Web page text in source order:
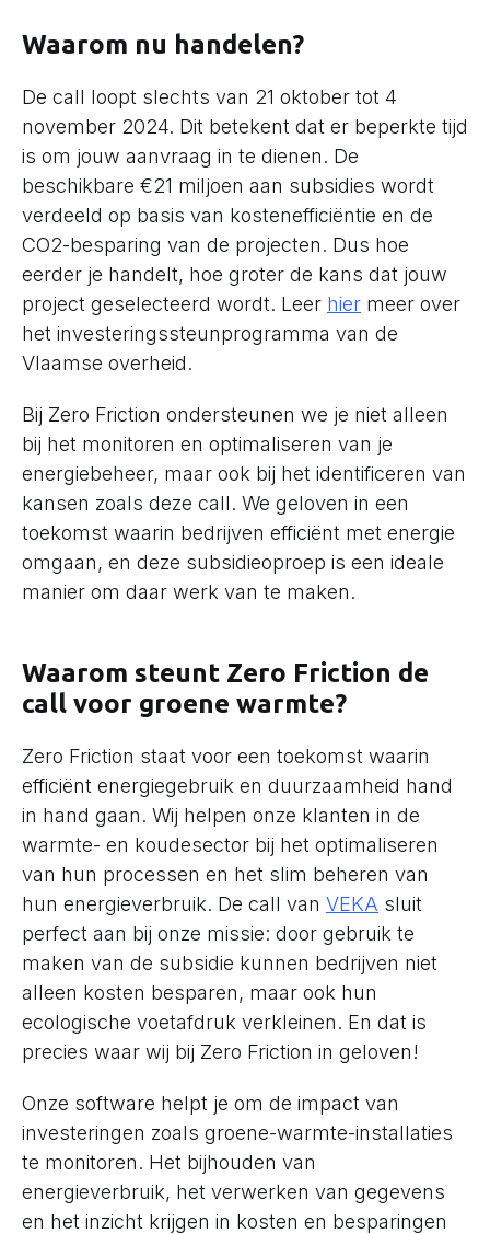
Waarom nu handelen?
De call loopt slechts van 21 oktober tot 4
november 2024. Dit betekent dat er beperkte tijd
is om jouw aanvraag in te dienen. De
beschikbare €21 miljoen aan subsidies wordt
verdeeld op basis van kostenefficiëntie en de
CO2-besparing van de projecten. Dus hoe
eerder je handelt, hoe groter de kans dat jouw
project geselecteerd wordt. Leer hier meer over
het investeringssteunprogramma van de
Vlaamse overheid.
Bij Zero Friction ondersteunen we je niet alleen
bij het monitoren en optimaliseren van je
energiebeheer, maar ook bij het identificeren van
kansen zoals deze call. We geloven in een
toekomst waarin bedrijven efficiënt met energie
omgaan, en deze subsidieoproep is een ideale
manier om daar werk van te maken.
Waarom steunt Zero Friction de
call voor groene warmte?
Zero Friction staat voor een toekomst waarin
efficiënt energiegebruik en duurzaamheid hand
in hand gaan. Wij helpen onze klanten in de
warmte- en koudesector bij het optimaliseren
van hun processen en het slim beheren van
hun energieverbruik. De call van VEKA sluit
perfect aan bij onze missie: door gebruik te
maken van de subsidie kunnen bedrijven niet
alleen kosten besparen, maar ook hun
ecologische voetafdruk verkleinen. En dat is
precies waar wij bij Zero Friction in geloven!
Onze software helpt je om de impact van
investeringen zoals groene-warmte-installaties
te monitoren. Het bijhouden van
energieverbruik, het verwerken van gegevens
en het inzicht krijgen in kosten en besparingen